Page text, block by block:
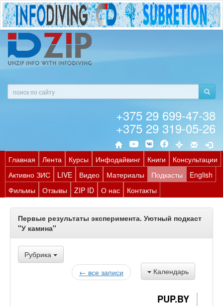
+375 29 699-47-38
+375 29 319-05-26
Главная Лента Курсы Инфодайвинг Книги
Консультации
Активно ЗИС
LIVE Видео Материалы Подкасты
English
Фильмы
Отзывы ZIP ID О нас Контакты
Первые результаты эксперимента. Уютный подкаст
"У камина"
Рубрика
Календарь
← все записи
PUP.BY